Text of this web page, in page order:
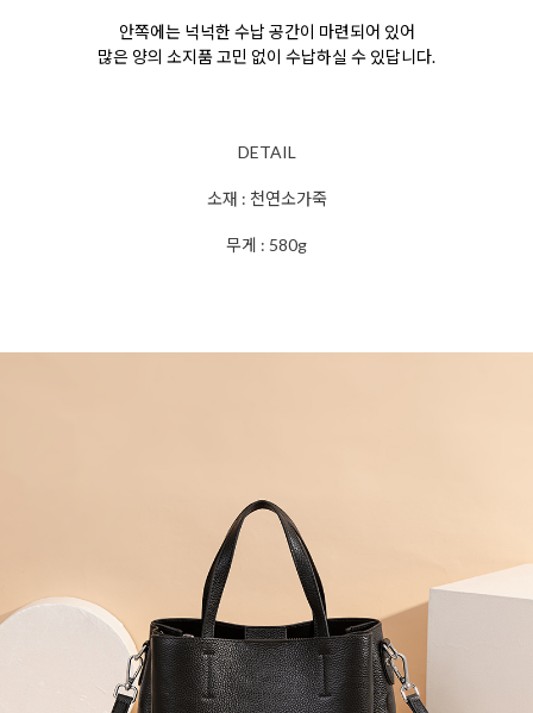
안쪽에는 넉넉한 수납 공간이 마련되어 있어
많은 양의 소지품 고민 없이 수납하실 수 있답니다.
DETAIL
소재 : 천연소가죽
무게 : 580g